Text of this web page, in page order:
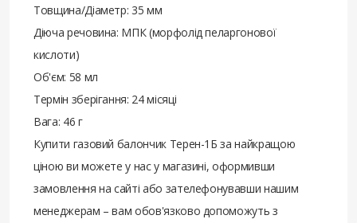
Товщина/Діаметр: 35 мм
Діюча речовина: МПК (морфолід пеларгонової
кислоти)
Об'єм: 58 мл
Термін зберігання: 24 місяці
Вага: 46 г
Купити газовий балончик Терен-1Б за найкращою
ціною ви можете у нас у магазині, оформивши
замовлення на сайті або зателефонувавши нашим
менеджерам – вам обов'язково допоможуть з